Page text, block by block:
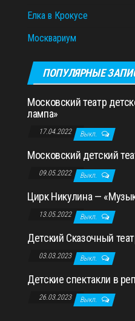
Елка в Крокусе
Москвариум
ПОПУЛЯРНЫЕ
Московский театр
лампа»
17.04.2022 Выкл.
Московский детский
09.05.2022 Выкл.
Цирк Никулина —
13.05.2022 Выкл.
Детский Сказочный
03.03.2023 Выкл.
Детские спектакли в
26.03.2023 Выкл.